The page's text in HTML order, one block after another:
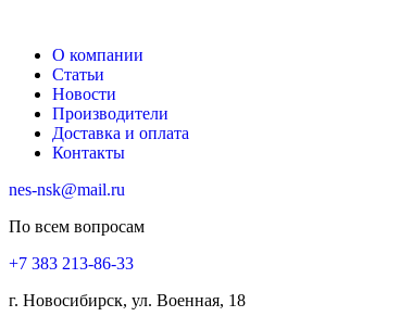
О компании
Статьи
Новости
Производители
Доставка и оплата
Контакты
nes-nsk@mail.ru
По всем вопросам
+7 383 213-86-33
г. Новосибирск, ул. Военная, 18